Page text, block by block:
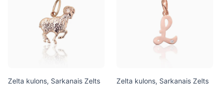
Zelta kulons, Sarkanais Zelts
Zelta kulons, Sarkanais Zelts